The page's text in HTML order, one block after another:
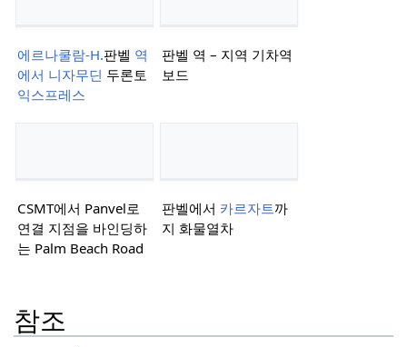
에르나쿨람-H.판벨 역
에서 니자무딘 두론토
익스프레스
판벨 역 – 지역 기차역
보드
CSMT에서 Panvel로
연결 지점을 바인딩하
는 Palm Beach Road
판벨에서 카르자트까
지 화물열차
참조